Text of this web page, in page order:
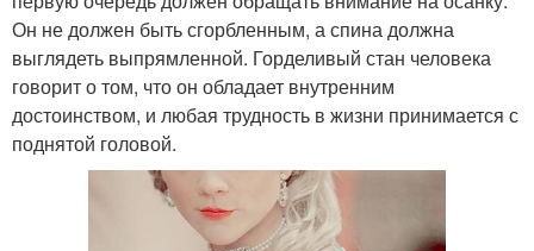
Он не должен быть сгорбленным, а спина должна
выглядеть выпрямленной. Горделивый стан человека
говорит о том, что он обладает внутренним
достоинством, и любая трудность в жизни принимается с
поднятой головой.